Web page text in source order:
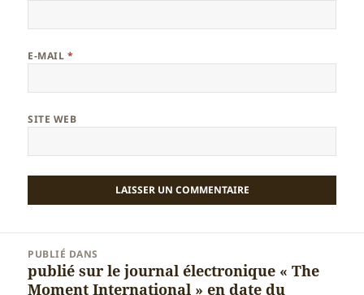
E-MAIL *
SITE WEB
l’article
PUBLIÉ DANS
publié sur le journal électronique « The
Moment International » en date du